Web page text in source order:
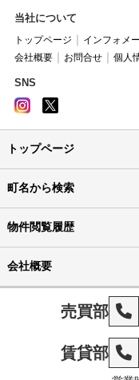
当社について
トップページ インフォメ
会社概要
お問合せ 個人
SNS
トップページ
町名から検索
物件閲覧履歴
会社概要
売買部
賃貸部